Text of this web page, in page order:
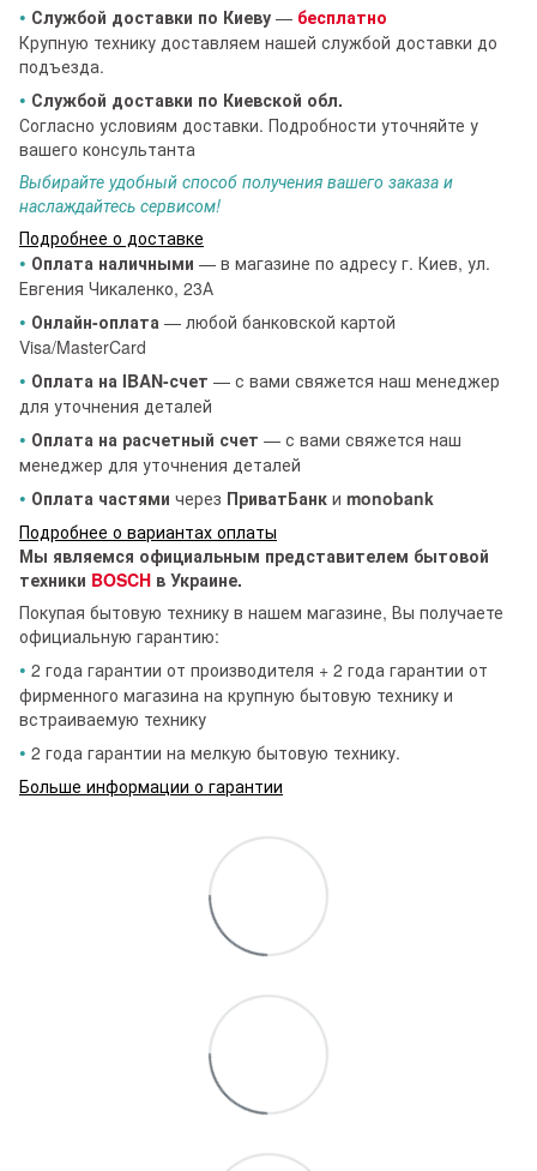
• Службой доставки по Киеву — бесплатно
Крупную технику доставляем нашей службой доставки до
подъезда.
• Службой доставки по Киевской обл.
Согласно условиям доставки. Подробности уточняйте у
вашего консультанта
Выбирайте удобный способ получения вашего заказа и
наслаждайтесь сервисом!
Подробнее о доставке
• Оплата наличными — в магазине по адресу г. Киев, ул.
Евгения Чикаленко, 23А
• Онлайн-оплата — любой банковской картой
Visa/MasterCard
• Оплата на IBAN-счет — с вами свяжется наш менеджер
для уточнения деталей
• Оплата на расчетный счет — с вами свяжется наш
менеджер для уточнения деталей
• Оплата частями через ПриватБанк и monobank
Подробнее о вариантах оплаты
Мы являемся официальным представителем бытовой
техники BOSCH в Украине.
Покупая бытовую технику в нашем магазине, Вы получаете
официальную гарантию:
• 2 года гарантии от производителя + 2 года гарантии от
фирменного магазина на крупную бытовую технику и
встраиваемую технику
• 2 года гарантии на мелкую бытовую технику.
Больше информации о гарантии